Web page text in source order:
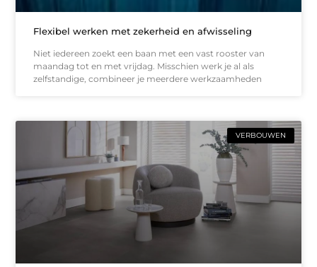
Flexibel werken met zekerheid en afwisseling
Niet iedereen zoekt een baan met een vast rooster van
maandag tot en met vrijdag. Misschien werk je al als
zelfstandige, combineer je meerdere werkzaamheden
VERBOUWEN